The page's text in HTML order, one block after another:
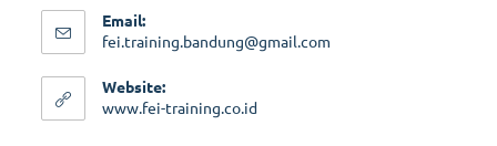
Email:
fei.training.bandung@gmail.com
Website:
www.fei-training.co.id